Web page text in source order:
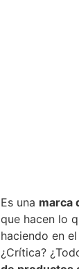
Es una marca
que hacen lo
haciendo en
¿Crítica?